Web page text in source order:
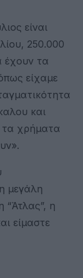
είναι
250.000
έχουν τα
είχαμε
και
τα χρήματα
μεγάλη
“Άτλας”, η
είμαστε